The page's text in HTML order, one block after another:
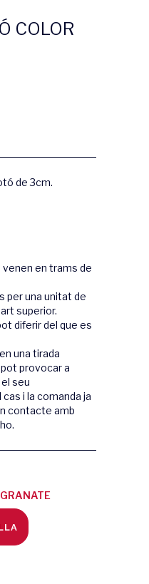
COLOR
de 3cm.
en trams de
per una unitat de
superior.
diferir del que es
una tirada
provocar a
seu
i la comanda ja
contacte amb